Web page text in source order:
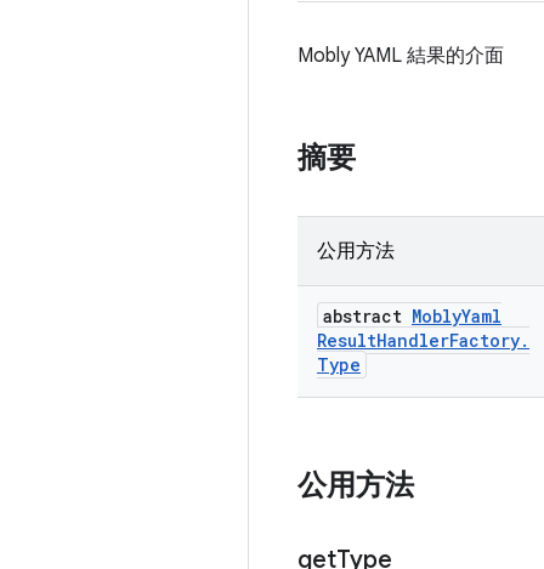
Mobly YAML 結果的介面
摘要
公用方法
abstract MoblyYaml
ResultHandlerFactory.
Type
公用方法
getType